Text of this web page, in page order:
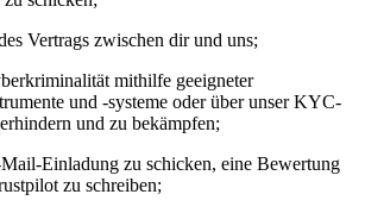
Vertrags zwischen dir und uns;
mithilfe geeigneter
und -systeme oder über unser KYC-
und zu bekämpfen;
Einladung zu schicken, eine Bewertung
zu schreiben;